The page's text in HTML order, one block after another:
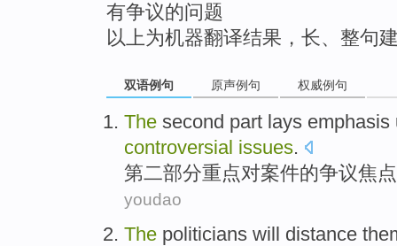
有争议的问题
以上为机器翻译结果，长、整句
双语例句 原声例句 权威例句
The second part lays emphasis
controversial issues.
第二部分重点对案件的争议焦点
youdao
The politicians will distance